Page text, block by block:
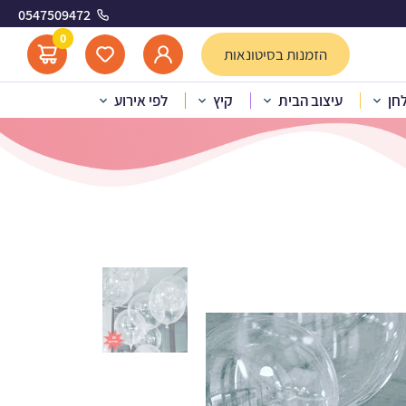
0547509472
הזמנות בסיטונאות
0
עיצוב הבית קיץ לפי אירוע